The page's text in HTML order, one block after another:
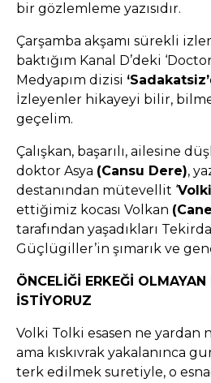
bir gözlemleme yazısıdır.
Çarşamba akşamı sürekli
baktığım Kanal D’deki
Medyapım dizisi ‘Sadakatsiz’
İzleyenler hikayeyi bilir,
geçelim.
Çalışkan, başarılı, ailesine
doktor Asya (Cansu Dere),
destanından mütevellit ‘
ettiğimiz kocası Volkan
tarafından yaşadıkları
Güçlügiller’in şımarık ve
ÖNCELİĞİ ERKEĞİ
İSTİYORUZ
Volki Tolki esasen ne yardan
ama kıskıvrak yakalanınca
terk edilmek suretiyle, o